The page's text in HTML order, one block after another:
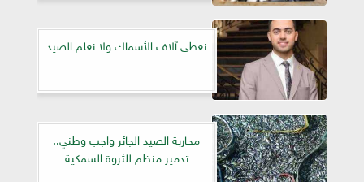
نعطى آلاف الأسماك ولا نعلم الصيد
محاربة الصيد الجائر واجب وطني..
تدمير منظم للثروة السمكية